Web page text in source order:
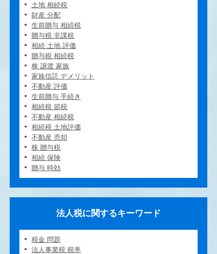
土地 相続税
財産 分配
生前贈与 相続税
贈与税 非課税
相続 土地 評価
贈与税 相続税
株 譲渡 家族
家族信託 デメリット
不動産 評価
生前贈与 手続き
相続税 節税
不動産 相続税
相続税 土地評価
不動産 売却
株 贈与税
相続 保険
贈与 時効
法人税に関するキーワード
税金 問題
法人事業税 税率